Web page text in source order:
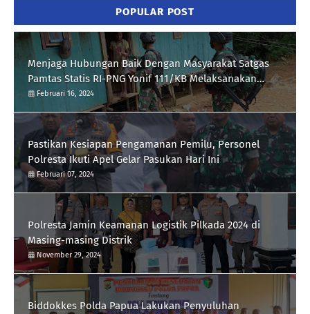
POPULAR POST
Menjaga Hubungan Baik Dengan Masyarakat Satgas
Pamtas Statis RI-PNG Yonif 111/KB Melaksanakan
Silaturrahmi
Februari 16, 2024
Pastikan Kesiapan Pengamanan Pemilu, Personel
Polresta Ikuti Apel Gelar Pasukan Hari Ini
Februari 07, 2024
Polresta Jamin Keamanan Logistik Pilkada 2024 di
Masing-masing Distrik
November 29, 2024
Biddokkes Polda Papua Lakukan Penyuluhan